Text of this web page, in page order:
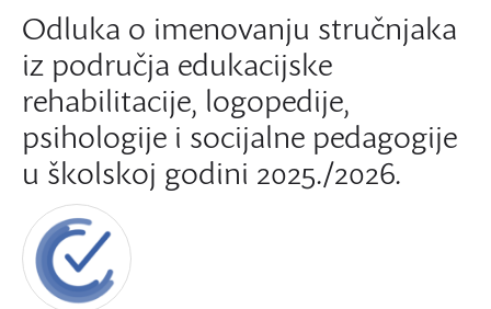
Odluka o imenovanju stručnjaka
iz područja edukacijske
rehabilitacije, logopedije,
psihologije i socijalne pedagogije
u školskoj godini 2025./2026.